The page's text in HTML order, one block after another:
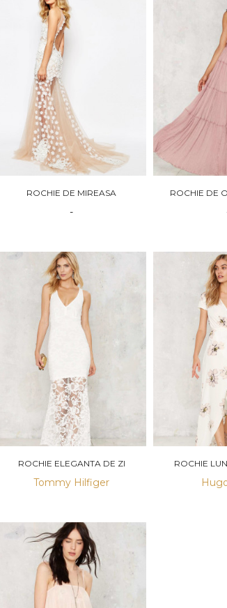
ROCHIE DE MIREASA
-
ROCHIE DE
ROCHIE ELEGANTA DE ZI
Tommy Hilfiger
ROCHIE